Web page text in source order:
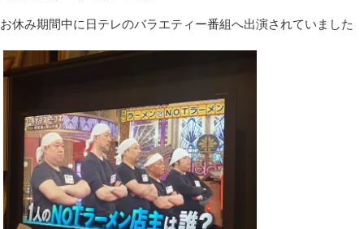
お休み期間中に日テレのバラエティー番組へ出演されていました